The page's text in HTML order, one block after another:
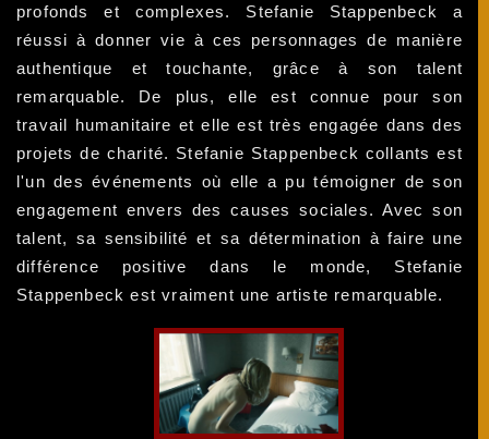
profonds et complexes. Stefanie Stappenbeck a
réussi à donner vie à ces personnages de manière
authentique et touchante, grâce à son talent
remarquable. De plus, elle est connue pour son
travail humanitaire et elle est très engagée dans des
projets de charité. Stefanie Stappenbeck collants est
l'un des événements où elle a pu témoigner de son
engagement envers des causes sociales. Avec son
talent, sa sensibilité et sa détermination à faire une
différence positive dans le monde, Stefanie
Stappenbeck est vraiment une artiste remarquable.